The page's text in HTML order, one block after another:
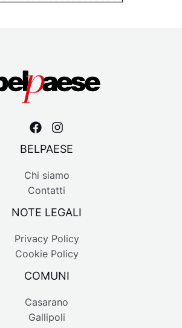
BELPAESE
Chi siamo
Contatti
NOTE LEGALI
Privacy Policy
Cookie Policy
COMUNI
Casarano
Gallipoli